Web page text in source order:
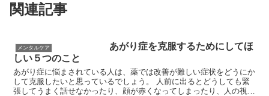
関連記事
メンタルケア
あがり症を克服するためにしてほ
しい５つのこと
あがり症に悩まされている人は、薬では改善が難しい症状をどうにか
して克服したいと思っているでしょう。 人前に出るとどうしても緊
張してうまく話せなかったり、顔が赤くなってしまったり、人の視線